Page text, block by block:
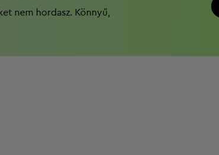
nem hordasz. Könnyű,